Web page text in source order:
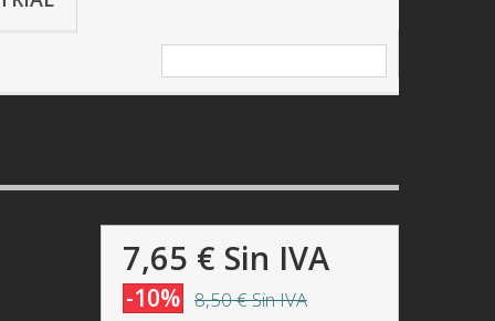
7,65 € Sin IVA
-10% 8,50 €Sin IVA